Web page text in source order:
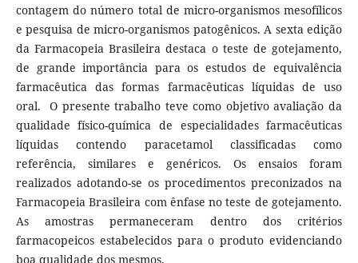
contagem do número total de micro-organismos mesofílicos
e pesquisa de micro-organismos patogênicos. A sexta edição
da Farmacopeia Brasileira destaca o teste de gotejamento,
de grande importância para os estudos de equivalência
farmacêutica das formas farmacêuticas líquidas de uso
oral. O presente trabalho teve como objetivo avaliação da
qualidade físico-química de especialidades farmacêuticas
líquidas contendo paracetamol classificadas como
referência, similares e genéricos. Os ensaios foram
realizados adotando-se os procedimentos preconizados na
Farmacopeia Brasileira com ênfase no teste de gotejamento.
As amostras permaneceram dentro dos critérios
farmacopeicos estabelecidos para o produto evidenciando
boa qualidade dos mesmos.